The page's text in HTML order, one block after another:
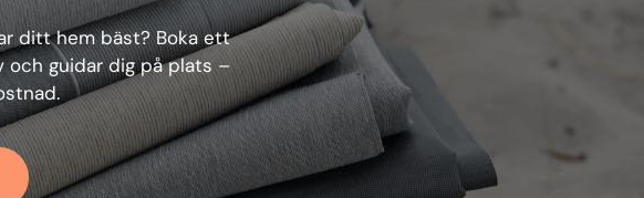
ditt hem bäst? Boka ett
och guidar dig på plats –